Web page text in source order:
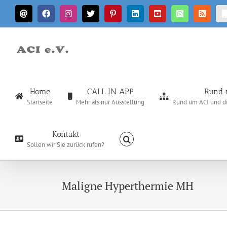
Zum
InhaltE-
Mail
FacebookInstagram
X PinterestLinkedInYouTubeWhatsApp
Rss
Home
Startseite
CALL IN APP
Mehr als nur Ausstellung
Rund
Rund um ACI und
Kontakt
Sollen wir Sie zurück rufen?
Maligne Hyperthermie MH